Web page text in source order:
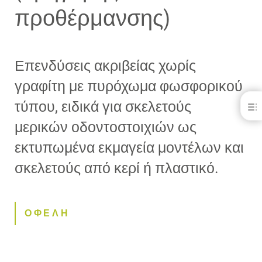
Heravest® M print+ (Γρήγορης προθέρμανσης)
ΕΠΙΚΟΙΝΩΝΊΑ
προθέρμανσης)
Επενδύσεις ακριβείας χωρίς
γραφίτη με πυρόχωμα φωσφορικού
τύπου, ειδικά για σκελετούς
μερικών οδοντοστοιχιών ως
εκτυπωμένα εκμαγεία μοντέλων και
σκελετούς από κερί ή πλαστικό.
ΟΦΕΛΗ